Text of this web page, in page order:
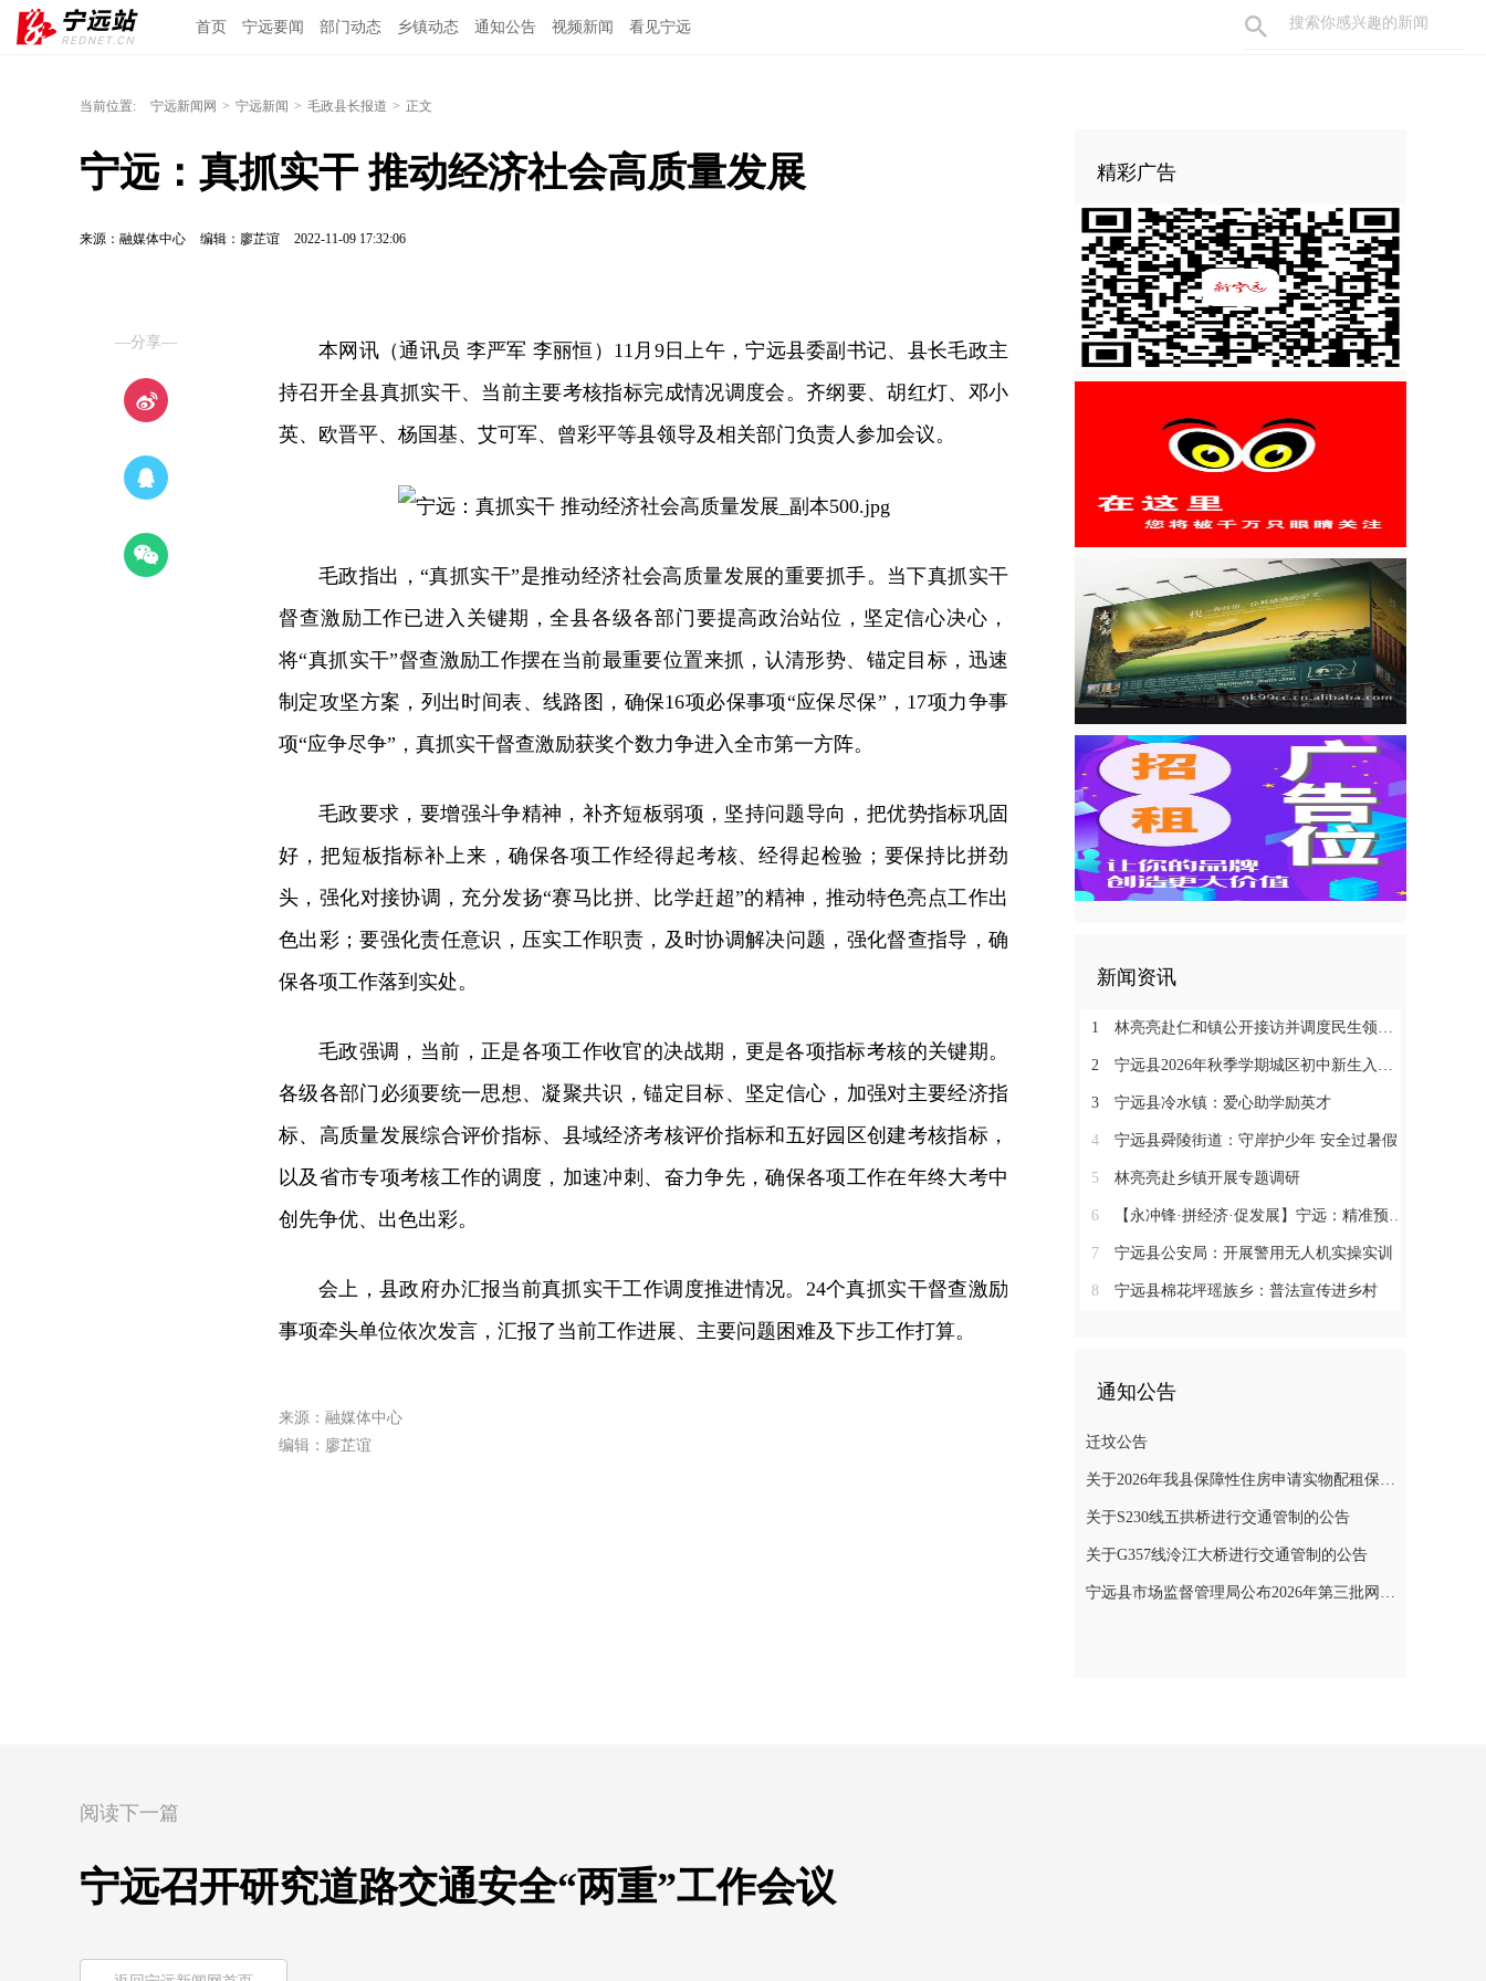
首页 宁远要闻 部门动态 乡镇动态 通知公告 视频新闻 看见宁远
当前位置: 宁远新闻网 > 宁远新闻 > 毛政县长报道 > 正文
宁远：真抓实干 推动经济社会高质量发展
来源：融媒体中心 编辑：廖芷谊 2022-11-09 17:32:06
—分享—
本网讯（通讯员 李严军 李丽恒）11月9日上午，宁远县委副书记、县长毛政主
持召开全县真抓实干、当前主要考核指标完成情况调度会。齐纲要、胡红灯、邓小
英、欧晋平、杨国基、艾可军、曾彩平等县领导及相关部门负责人参加会议。
毛政指出，“真抓实干”是推动经济社会高质量发展的重要抓手。当下真抓实干
督查激励工作已进入关键期，全县各级各部门要提高政治站位，坚定信心决心，
将“真抓实干”督查激励工作摆在当前最重要位置来抓，认清形势、锚定目标，迅速
制定攻坚方案，列出时间表、线路图，确保16项必保事项“应保尽保”，17项力争事
项“应争尽争”，真抓实干督查激励获奖个数力争进入全市第一方阵。
毛政要求，要增强斗争精神，补齐短板弱项，坚持问题导向，把优势指标巩固
好，把短板指标补上来，确保各项工作经得起考核、经得起检验；要保持比拼劲
头，强化对接协调，充分发扬“赛马比拼、比学赶超”的精神，推动特色亮点工作出
色出彩；要强化责任意识，压实工作职责，及时协调解决问题，强化督查指导，确
保各项工作落到实处。
毛政强调，当前，正是各项工作收官的决战期，更是各项指标考核的关键期。
各级各部门必须要统一思想、凝聚共识，锚定目标、坚定信心，加强对主要经济指
标、高质量发展综合评价指标、县域经济考核评价指标和五好园区创建考核指标，
以及省市专项考核工作的调度，加速冲刺、奋力争先，确保各项工作在年终大考中
创先争优、出色出彩。
会上，县政府办汇报当前真抓实干工作调度推进情况。24个真抓实干督查激励
事项牵头单位依次发言，汇报了当前工作进展、主要问题困难及下步工作打算。
来源：融媒体中心
编辑：廖芷谊
精彩广告
新闻资讯
1 林亮亮赴仁和镇公开接访并调度民生领域信访工作
2 宁远县2026年秋季学期城区初中新生入学微机派位工作顺利收官
3 宁远县冷水镇：爱心助学励英才
4 宁远县舜陵街道：守岸护少年 安全过暑假
5 林亮亮赴乡镇开展专题调研
6 【永冲锋·拼经济·促发展】宁远：精准预约少跑路 阳光收烟暖农心
7 宁远县公安局：开展警用无人机实操实训
8 宁远县棉花坪瑶族乡：普法宣传进乡村
通知公告
迁坟公告
关于2026年我县保障性住房申请实物配租保障家庭的公示(第十一批)
关于S230线五拱桥进行交通管制的公告
关于G357线泠江大桥进行交通管制的公告
宁远县市场监督管理局公布2026年第三批网络餐饮食品安全整治典型案例
阅读下一篇
宁远召开研究道路交通安全“两重”工作会议